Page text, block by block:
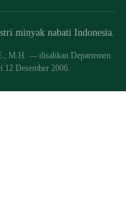
minyak nabati Indonesia.
M.H. — disahkan Departemen
Desember 2006.